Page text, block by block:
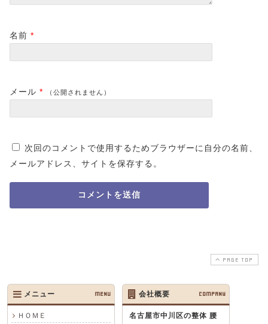
名前 *
メール * （公開されません）
次回のコメントで使用するためブラウザーに自分の名前、
メールアドレス、サイトを保存する。
PAGE TOP
メニュー MENU
ＨＯＭＥ
会社概要 COMPANY
名古屋市中川区の整体 腰